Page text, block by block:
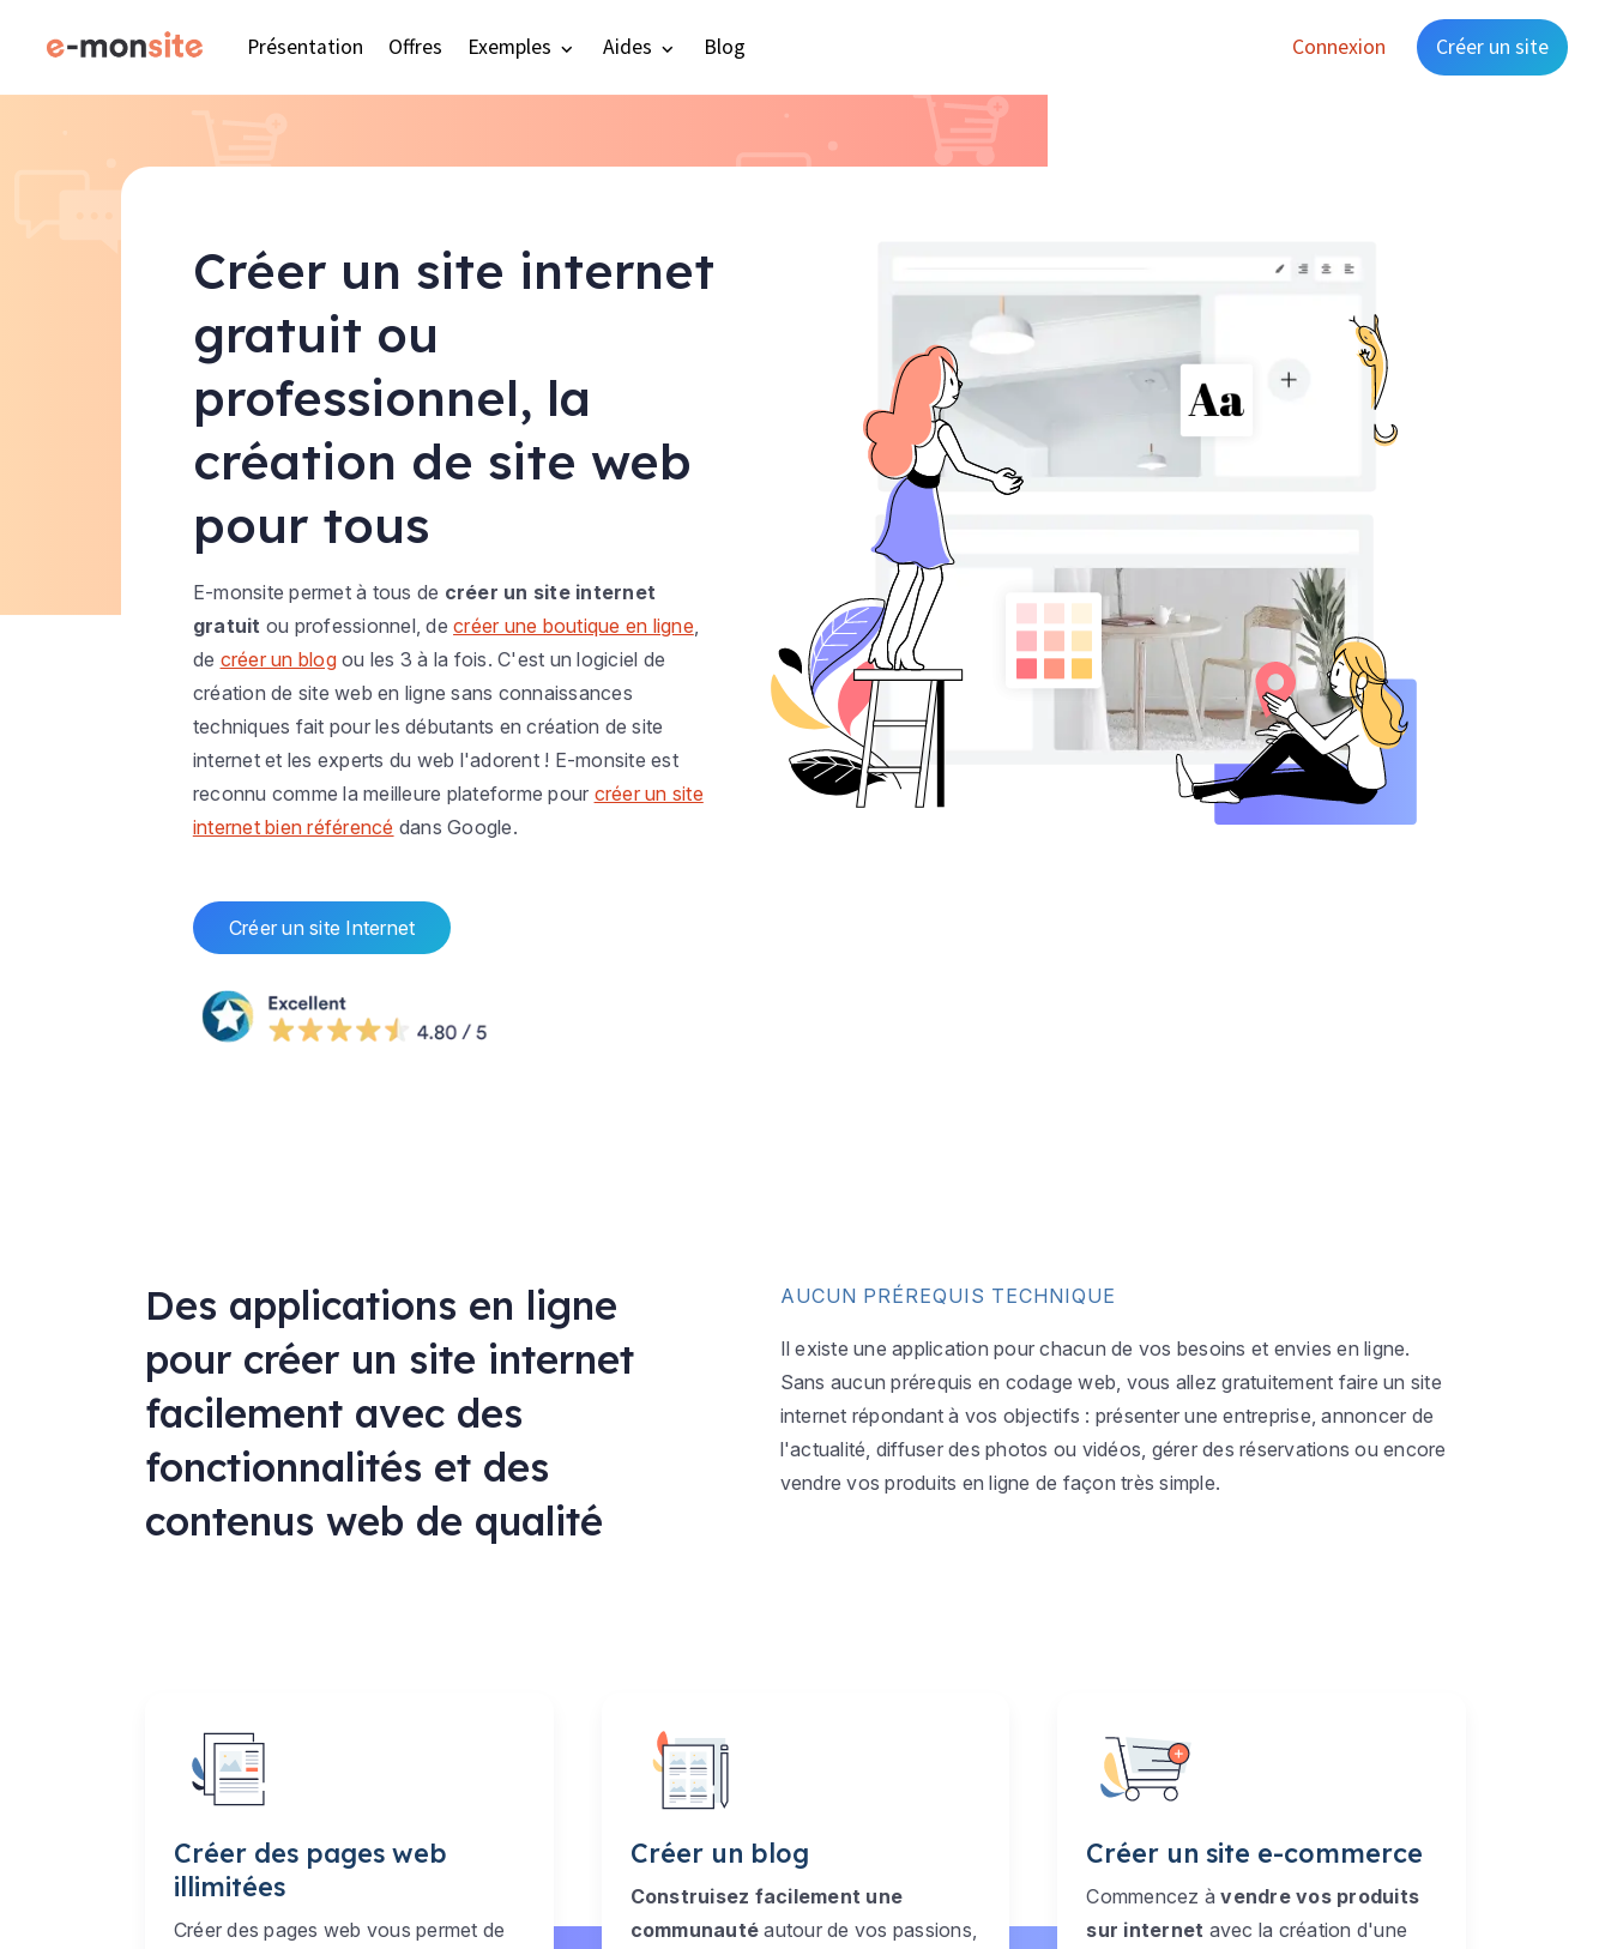
Présentation Offres Exemples Aides Blog Connexion Créer un site
Créer un site internet
gratuit ou
professionnel, la
création de site web
pour tous
E-monsite permet à tous de créer un site internet
gratuit ou professionnel, decréer une boutique en ligne,
de créer un blogou les 3 à la fois. C'est un logiciel de
création de site web en ligne sans connaissances
techniques fait pour les débutants en création de site
internet et les experts du web l'adorent ! E-monsite est
reconnu comme la meilleure plateforme pour créer un site
internet bien référencé dans Google.
Créer un site Internet
Des applications en ligne
pour créer un site internet
facilement avec des
fonctionnalités et des
contenus web de qualité
AUCUN PRÉREQUIS TECHNIQUE
Il existe une application pour chacun de vos besoins et envies en ligne.
Sans aucun prérequis en codage web, vous allez gratuitement faire un site
internet répondant à vos objectifs : présenter une entreprise, annoncer de
l'actualité, diffuser des photos ou vidéos, gérer des réservations ou encore
vendre vos produits en ligne de façon très simple.
Créer des pages web
illimitées
Créer des pages web vous permet de
Créer un blog
Construisez facilement une
communauté autour de vos passions,
Créer un site e-commerce
Commencez àvendre vos produits
sur internet avec la création d'une